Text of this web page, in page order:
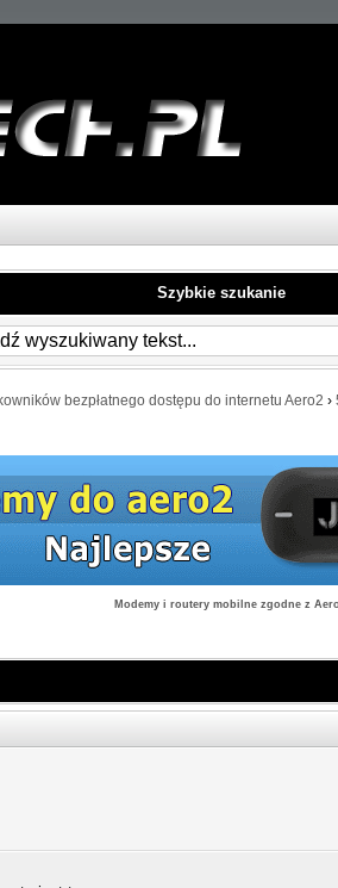
Szybkie szukanie
bezpłatnego dostępu do internetu Aero2 ›
Modemy i routery mobilne zgodne z